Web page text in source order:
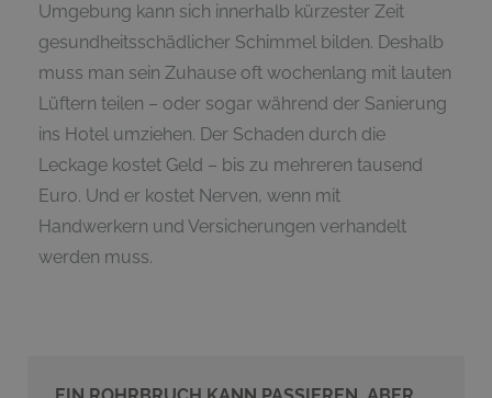
Umgebung kann sich innerhalb kürzester Zeit
gesundheitsschädlicher Schimmel bilden. Deshalb
muss man sein Zuhause oft wochenlang mit lauten
Lüftern teilen – oder sogar während der Sanierung
ins Hotel umziehen. Der Schaden durch die
Leckage kostet Geld – bis zu mehreren tausend
Euro. Und er kostet Nerven, wenn mit
Handwerkern und Versicherungen verhandelt
werden muss.